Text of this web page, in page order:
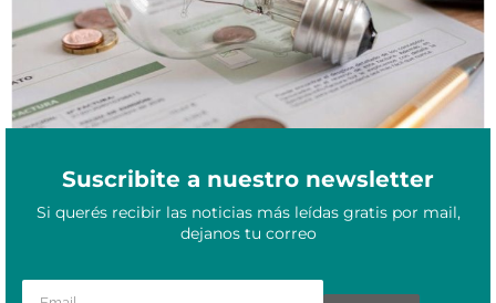
Suscribite a nuestro newsletter
Si querés recibir las noticias más leídas gratis por mail,
dejanos tu correo